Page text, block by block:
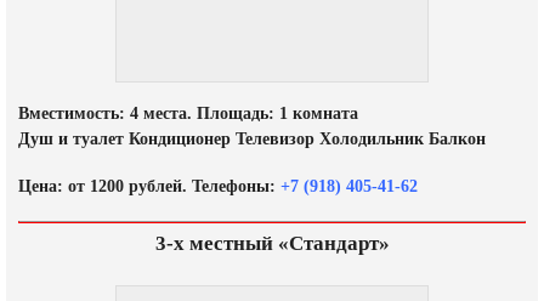
Вместимость: 4 места. Площадь: 1 комната
Душ и туалет Кондиционер Телевизор Холодильник Балкон
Цена: от 1200 рублей. Телефоны: +7 (918) 405-41-62
3-х местный «Стандарт»